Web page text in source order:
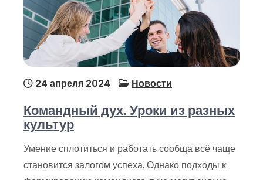
24 апреля 2024 Новости
Командный дух. Уроки из разных
культур
Умение сплотиться и работать сообща всё чаще
становится залогом успеха. Однако подходы к